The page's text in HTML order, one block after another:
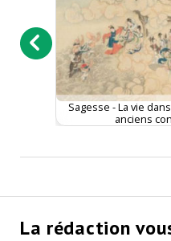
Sagesse - La vie
anciens
La rédaction